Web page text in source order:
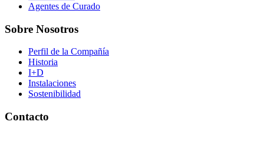
Agentes de Curado
Sobre Nosotros
Perfil de la Compañía
Historia
I+D
Instalaciones
Sostenibilidad
Contacto